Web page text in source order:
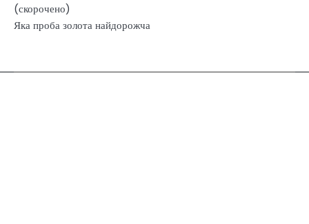
(скорочено)
Яка проба золота найдорожча